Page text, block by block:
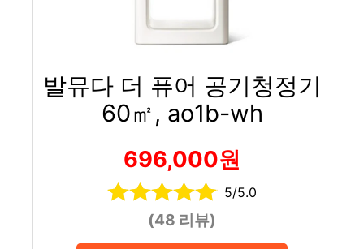
발뮤다 더 퓨어 공기청정기
60㎡, ao1b-wh
696,000원
5/5.0
(48 리뷰)